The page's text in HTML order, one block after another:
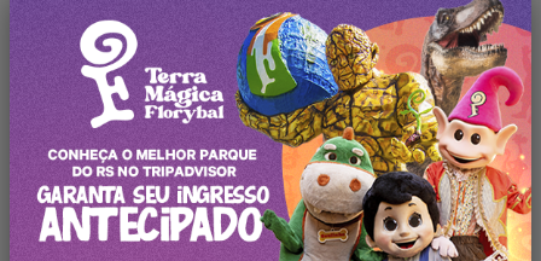
publicação.
Pesquisar no Blog